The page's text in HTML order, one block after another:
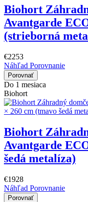
Biohort
Avantgarde
(strieborná
€2253
Náhľad Porovnanie
Porovnať
Do 1 mesiaca
Biohort
Biohort
Avantgarde
šedá metalíza)
€1928
Náhľad Porovnanie
Porovnať